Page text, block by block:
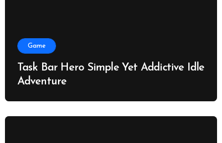
Game
Task Bar Hero Simple Yet Addictive Idle
Adventure